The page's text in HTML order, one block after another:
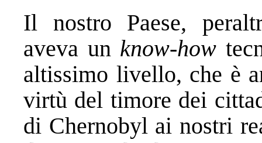
Il nostro Paese,
aveva un know-how
altissimo livello, che è
virtù del timore dei
di Chernobyl ai nostri